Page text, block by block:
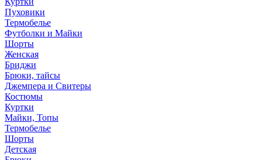
Пуховики
Термобелье
Футболки и Майки
Шорты
Женская
Бриджи
Брюки, тайсы
Джемпера и Свитеры
Костюмы
Куртки
Майки, Топы
Термобелье
Шорты
Детская